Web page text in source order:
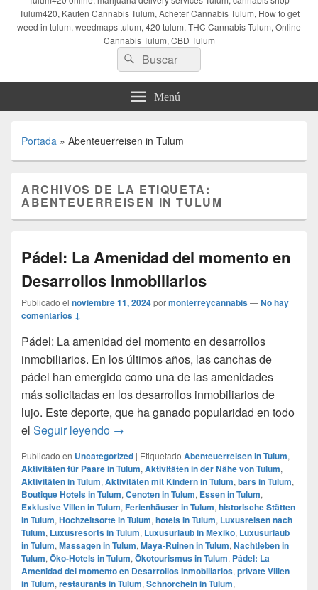
Tulum420, Kaufen Cannabis Tulum, Acheter Cannabis Tulum, How to get
weed in tulum, weedmaps tulum, 420 tulum, THC Cannabis Tulum, Online
Cannabis Tulum, CBD Tulum
Buscar
por:
Buscar
Menú
Portada » Abenteuerreisen in Tulum
ARCHIVOS DE LA ETIQUETA:
ABENTEUERREISEN IN TULUM
Pádel: La Amenidad del momento en
Desarrollos Inmobiliarios
Publicado el noviembre 11, 2024pormonterreycannabis—No hay
comentarios ↓
Pádel: La amenidad del momento en desarrollos
inmobiliarios. En los últimos años, las canchas de
pádel han emergido como una de las amenidades
más solicitadas en los desarrollos inmobiliarios de
lujo. Este deporte, que ha ganado popularidad en todo
el Seguir leyendo Pádel: La Amenidad del momento en
→
Publicado en Uncategorized | Etiquetado Abenteuerreisen in Tulum,
Aktivitäten für Paare in Tulum, Aktivitäten in der Nähe von Tulum,
Aktivitäten in Tulum, Aktivitäten mit Kindern in Tulum, bars in Tulum,
Boutique Hotels in Tulum, Cenoten in Tulum, Essen in Tulum,
Exklusive Villen in Tulum, Ferienhäuser in Tulum, historische Stätten
in Tulum, Hochzeitsorte in Tulum, hotels in Tulum, Luxusreisen nach
Tulum, Luxusresorts in Tulum, Luxusurlaub in Mexiko, Luxusurlaub
in Tulum, Massagen in Tulum, Maya-Ruinen in Tulum, Nachtleben in
Tulum, Öko-Hotels in Tulum, Ökotourismus in Tulum, Pádel: La
Amenidad del momento en Desarrollos Inmobiliarios, private Villen
in Tulum, restaurants in Tulum, Schnorcheln in Tulum,